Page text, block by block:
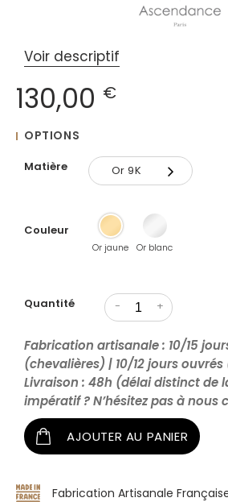
Voir descriptif
130,00 €
OPTIONS
Matière Or 9K
Or 18K
Couleur
Or jaune Or blanc
Quantité - +
Fabrication artisanale : 10/15
(chevalières) | 10/12 jours
Livraison : 48h (délai distinct de
impératif ? N’hésitez pas à nous
AJOUTER AU PANIER
Fabrication Artisanale